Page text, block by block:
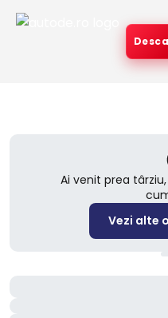
Ai venit prea
Vezi alte